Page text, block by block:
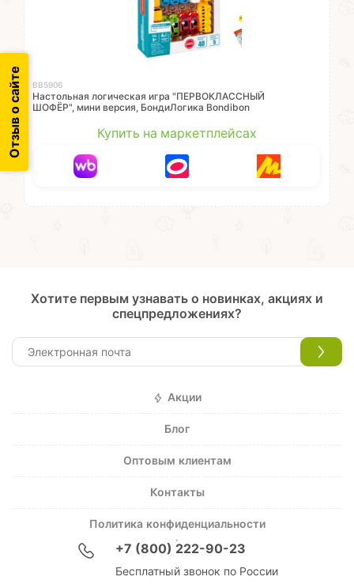
ВВ5906
Настольная логическая игра "ПЕРВОКЛАССНЫЙ
ШОФЁР", мини версия, БондиЛогика Bondibon
Купить на маркетплейсах
Отзыв о сайте
Хотите первым узнавать о новинках, акциях и
спецпредложениях?
Акции
Блог
Оптовым клиентам
Контакты
Политика конфиденциальности
+7 (800) 222-90-23
Бесплатный звонок по России